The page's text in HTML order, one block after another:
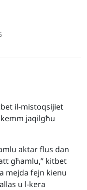
il-mistoqsijiet
jaqilgħu
aktar flus dan
għamlu,” kitbet
mejda fejn kienu
u l-kera